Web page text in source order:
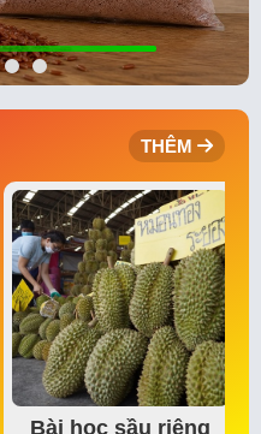
THÊM
Bài học sầu riêng